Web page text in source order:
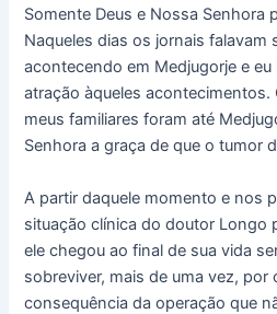
Somente Deus e Nossa Senhora
Naqueles dias os jornais falavam
acontecendo em Medjugorje e
atração àqueles acontecimentos.
meus familiares foram até
Senhora a graça de que o tumor
A partir daquele momento e nos
situação clínica do doutor Longo
ele chegou ao final de sua vida
sobreviver, mais de uma vez, por
consequência da operação que